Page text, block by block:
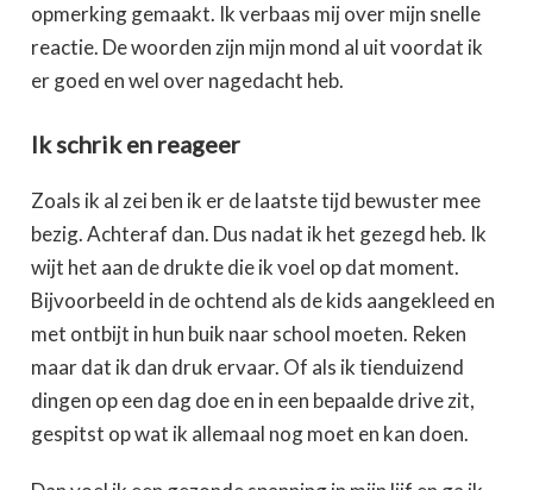
opmerking gemaakt. Ik verbaas mij over mijn snelle
reactie. De woorden zijn mijn mond al uit voordat ik
er goed en wel over nagedacht heb.
Ik schrik en reageer
Zoals ik al zei ben ik er de laatste tijd bewuster mee
bezig. Achteraf dan. Dus nadat ik het gezegd heb. Ik
wijt het aan de drukte die ik voel op dat moment.
Bijvoorbeeld in de ochtend als de kids aangekleed en
met ontbijt in hun buik naar school moeten. Reken
maar dat ik dan druk ervaar. Of als ik tienduizend
dingen op een dag doe en in een bepaalde drive zit,
gespitst op wat ik allemaal nog moet en kan doen.